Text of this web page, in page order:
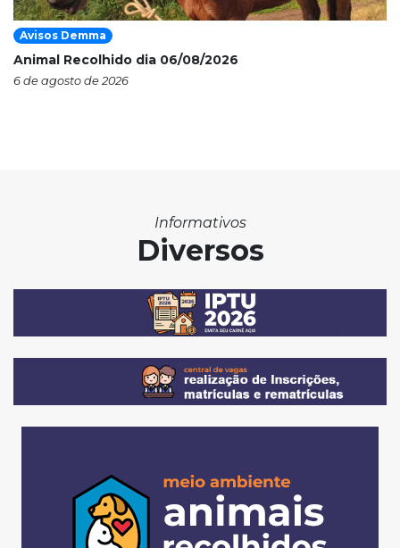
Avisos Demma
Animal Recolhido dia 06/08/2026
6 de agosto de 2026
Informativos
Diversos